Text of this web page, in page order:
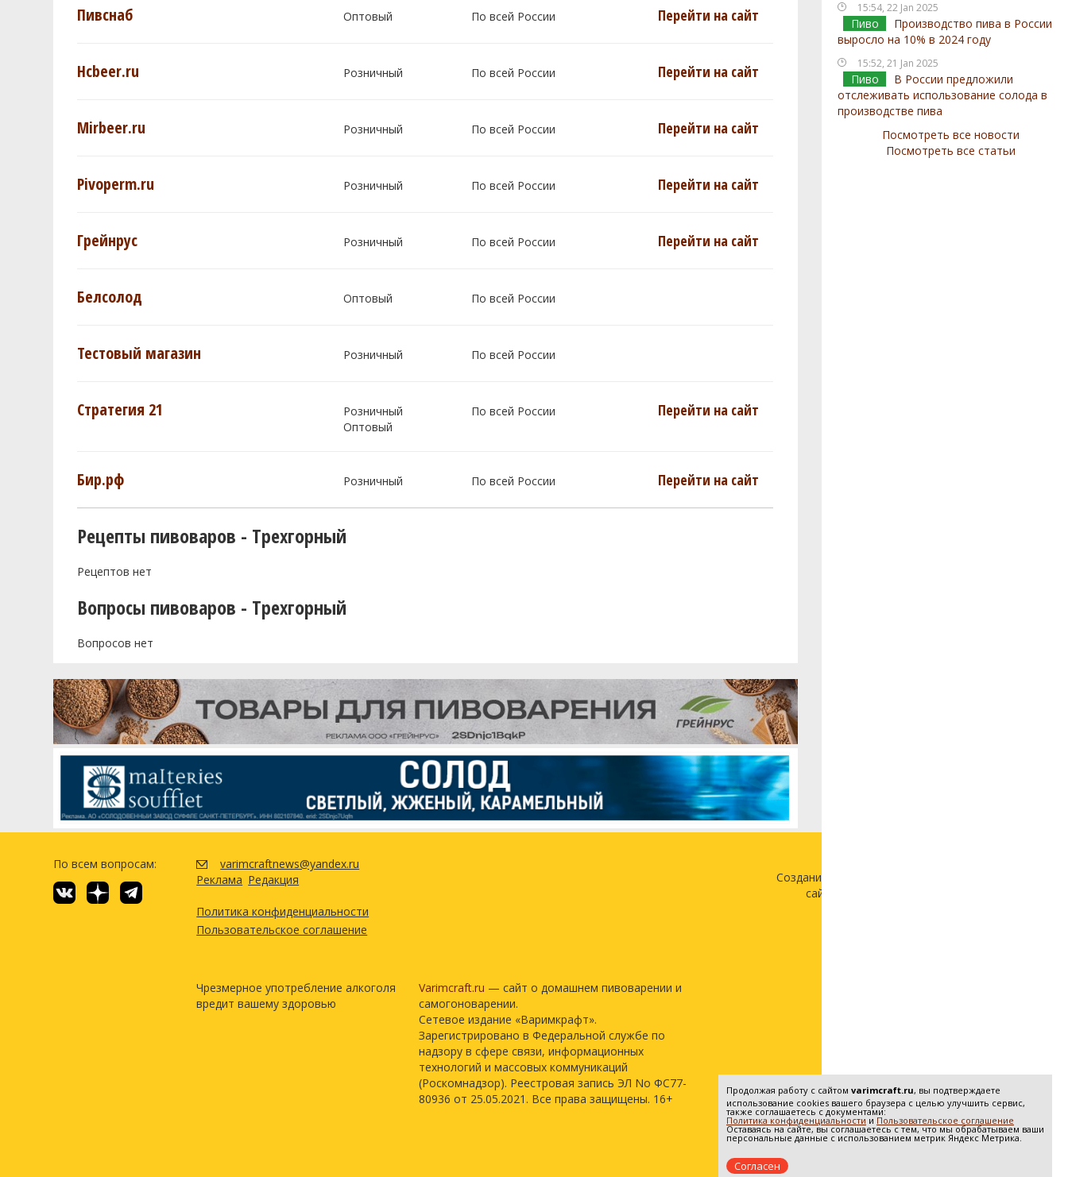
15:54, 22 Jan 2025
Пиво
Производство пива в России
выросло на 10% в 2024 году
15:52, 21 Jan 2025
Пиво
В России предложили
отслеживать использование солода в
производстве пива
Посмотреть все новости
Посмотреть все статьи
Пивснаб Оптовый По всей России Перейти на сайт
Hcbeer.ru Розничный По всей России Перейти на сайт
Mirbeer.ru Розничный По всей России Перейти на сайт
Pivoperm.ru Розничный По всей России Перейти на сайт
Грейнрус Розничный По всей России Перейти на сайт
Белсолод Оптовый По всей России
Тестовый магазин Розничный По всей России
Стратегия 21
Розничный
Оптовый
По всей России Перейти на сайт
Бир.рф Розничный По всей России Перейти на сайт
Рецепты пивоваров - Трехгорный
Рецептов нет
Вопросы пивоваров - Трехгорный
Вопросов нет
По всем вопросам:
varimcraftnews@yandex.ru
Реклама Редакция
Политика конфиденциальности
Пользовательское соглашение
Чрезмерное употребление алкоголя
вредит вашему здоровью
Varimcraft.ru — сайт о домашнем пивоварении и
самогоноварении.
Сетевое издание «Варимкрафт».
Зарегистрировано в Федеральной службе по
надзору в сфере связи, информационных
технологий и массовых коммуникаций
(Роскомнадзор). Реестровая запись ЭЛ No ФС77-
80936 от 25.05.2021. Все права защищены. 16+
Создание и продвижение
сайта —
Продолжая работу с сайтом varimcraft.ru, вы подтверждаете
использование cookies вашего браузера с целью улучшить сервис,
также соглашаетесь с документами:
Политика конфиденциальности и Пользовательское соглашение
Оставаясь на сайте, вы соглашаетесь с тем, что мы обрабатываем ваши
персональные данные с использованием метрик Яндекс Метрика.
Согласен